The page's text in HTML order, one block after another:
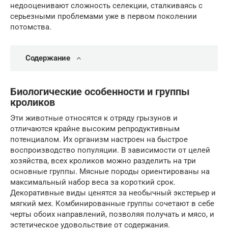
недооценивают сложность селекции, сталкиваясь с
серьезными проблемами уже в первом поколении
потомства.
Содержание
Биологические особенности и группы
кроликов
Эти животные относятся к отряду грызунов и
отличаются крайне высоким репродуктивным
потенциалом. Их организм настроен на быстрое
воспроизводство популяции. В зависимости от целей
хозяйства, всех кроликов можно разделить на три
основные группы. Мясные породы ориентированы на
максимальный набор веса за короткий срок.
Декоративные виды ценятся за необычный экстерьер и
мягкий мех. Комбинированные группы сочетают в себе
черты обоих направлений, позволяя получать и мясо, и
эстетическое удовольствие от содержания.